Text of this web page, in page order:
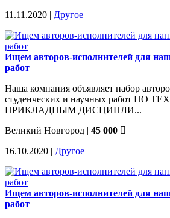
11.11.2020 | Другое
Ищем авторов-исполнителей для
работ
Наша компания объявляет набор
студенческих и научных работ ПО
ПРИКЛАДНЫМ ДИСЦИПЛИ...
Великий Новгород | 45 000
16.10.2020 | Другое
Ищем авторов-исполнителей для
работ